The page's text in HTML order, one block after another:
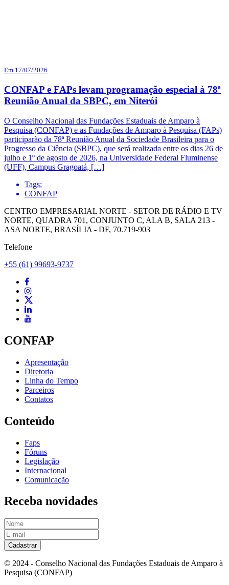
Em 17/07/2026
CONFAP e FAPs levam programação especial à 78ª
Reunião Anual da SBPC, em Niterói
O Conselho Nacional das Fundações Estaduais de Amparo à
Pesquisa (CONFAP) e as Fundações de Amparo à Pesquisa (FAPs)
participarão da 78ª Reunião Anual da Sociedade Brasileira para o
Progresso da Ciência (SBPC), que será realizada entre os dias 26 de
julho e 1º de agosto de 2026, na Universidade Federal Fluminense
(UFF), Campus Gragoatá, […]
Tags:
CONFAP
CENTRO EMPRESARIAL NORTE - SETOR DE RÁDIO E TV
NORTE, QUADRA 701, CONJUNTO C, ALA B, SALA 213 -
ASA NORTE, BRASÍLIA - DF, 70.719-903
Telefone
+55 (61) 99693-9737
CONFAP
Apresentação
Diretoria
Linha do Tempo
Parceiros
Contatos
Conteúdo
Faps
Fóruns
Legislação
Internacional
Comunicação
Receba novidades
Cadastrar
© 2024 - Conselho Nacional das Fundações Estaduais de Amparo à
Pesquisa (CONFAP)